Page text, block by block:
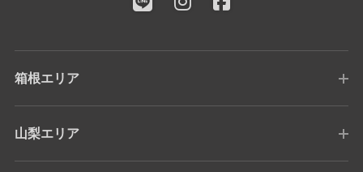
箱根エリア
山梨エリア